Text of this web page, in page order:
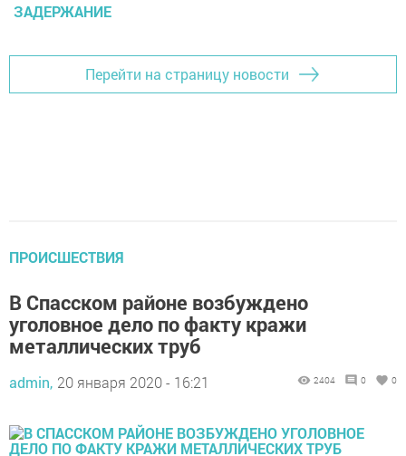
ЗАДЕРЖАНИЕ
Перейти на страницу новости
ПРОИСШЕСТВИЯ
В Спасском районе возбуждено
уголовное дело по факту кражи
металлических труб
admin, 20 января 2020 - 16:21 2404 0 0